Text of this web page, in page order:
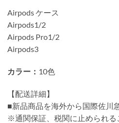
Airpods ケース
Airpods1/2
Airpods Pro1/2
Airpods3
カラー： 10色
【配送詳細】
■新品商品を海外から国際佐川
※通関保証、税関に止められる